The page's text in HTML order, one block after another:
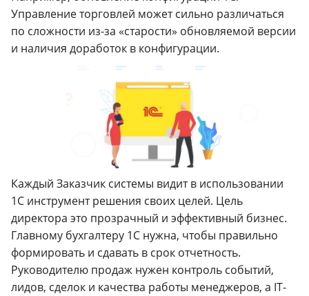
Управление торговлей может сильно различаться
по сложности из-за «старости» обновляемой версии
и наличия доработок в конфигурации.
Каждый Заказчик системы видит в использовании
1С инструмент решения своих целей. Цель
директора это прозрачный и эффективный бизнес.
Главному бухгалтеру 1С нужна, чтобы правильно
формировать и сдавать в срок отчетность.
Руководителю продаж нужен контроль событий,
лидов, сделок и качества работы менеджеров, а IT-